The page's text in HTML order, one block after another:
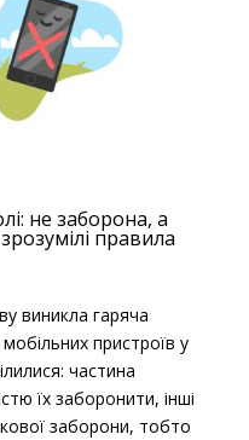
не заборона, а
правила
виникла гаряча
пристроїв у
частина
їх заборонити, інші
заборони, тобто